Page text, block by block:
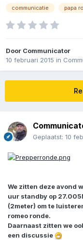
communicatie papa
Door Communicator
10 februari 2015 in
Geplaatst: 10
We zitten deze avond
uur standby op
(2meter) om te
romeo ronde.
Daarnaast zitten we
een discussie